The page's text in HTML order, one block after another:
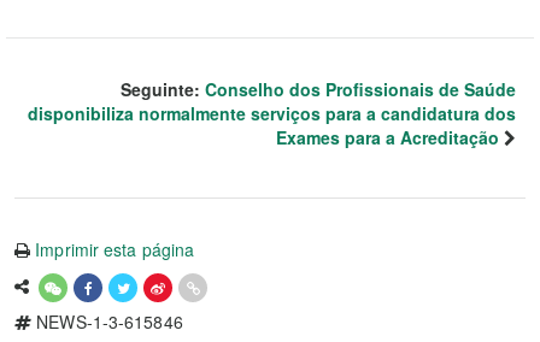
Seguinte: Conselho dos Profissionais de Saúde
disponibiliza normalmente serviços para a candidatura dos
Exames para a Acreditação
Imprimir esta página
NEWS-1-3-615846